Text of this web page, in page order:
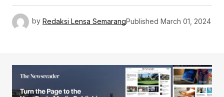
by Redaksi Lensa SemarangPublished March 01, 2024